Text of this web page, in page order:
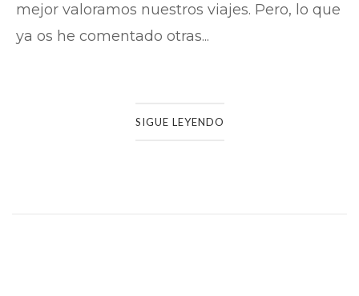
mejor valoramos nuestros viajes. Pero, lo que
ya os he comentado otras...
SIGUE LEYENDO